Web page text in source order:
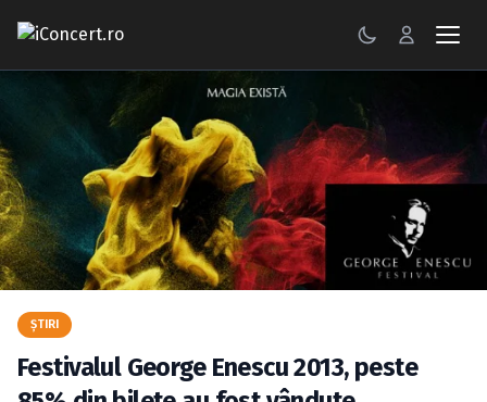
FESTIVALURI
PETRECERI
ŞTIRI
RECENZII
BILETE
ŞTIRI
Festivalul George Enescu 2013, peste